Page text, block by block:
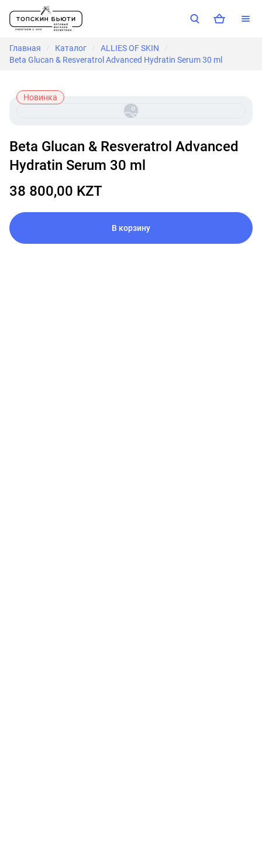
Главная / Каталог / ALLIES OF SKIN /
Beta Glucan & Resveratrol Advanced Hydratin Serum 30 ml
Новинка
Beta Glucan & Resveratrol Advanced
Hydratin Serum 30 ml
38 800,00 KZT
В корзину